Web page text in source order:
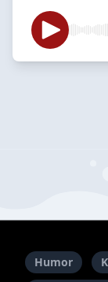
Humor